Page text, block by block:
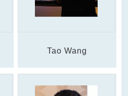
Tao Wang